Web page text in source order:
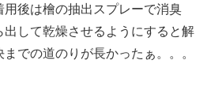
後は檜の抽出スプレーで消臭
出して乾燥させるようにすると解
での道のりが長かったぁ。。。